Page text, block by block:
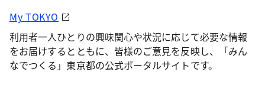
My TOKYO
利用者一人ひとりの興味関心や状況に応じて必要な情報
をお届けするとともに、皆様のご意見を反映し、「みん
なでつくる」東京都の公式ポータルサイトです。